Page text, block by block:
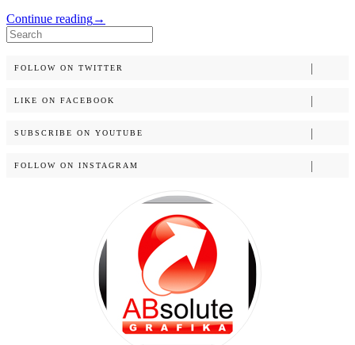
Continue reading→
Search
for:
FOLLOW ON TWITTER
LIKE ON FACEBOOK
SUBSCRIBE ON YOUTUBE
FOLLOW ON INSTAGRAM